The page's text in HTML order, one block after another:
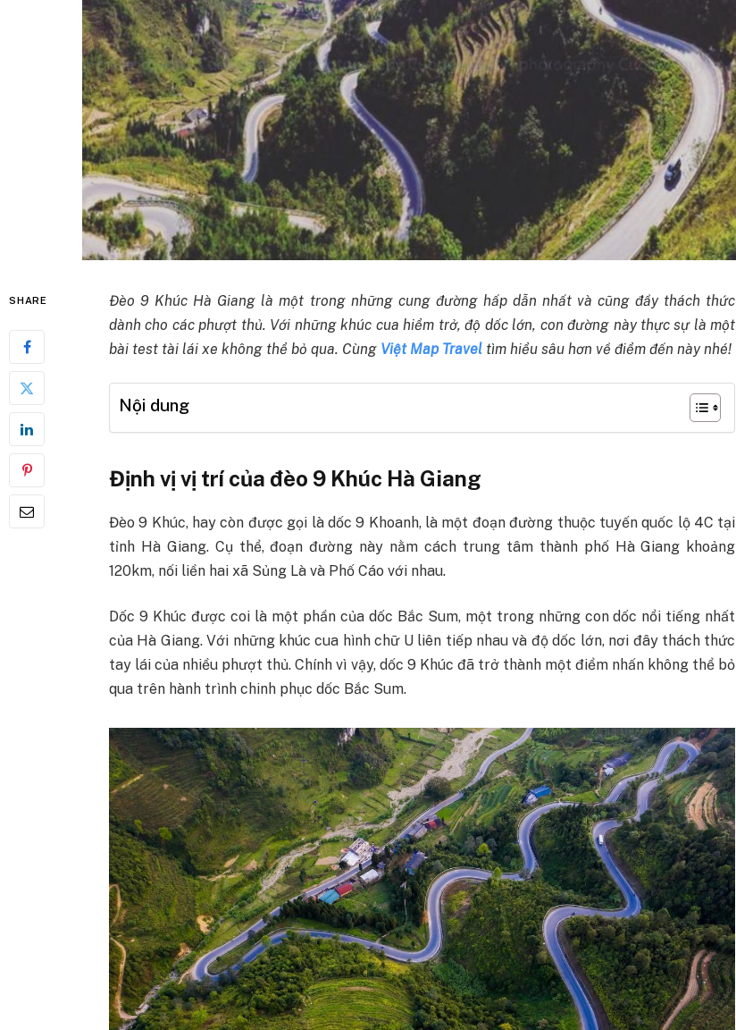
SHARE
Đèo 9 Khúc Hà Giang là một trong những cung đường hấp dẫn nhất và cũng đầy thách thức
dành cho các phượt thủ. Với những khúc cua hiểm trở, độ dốc lớn, con đường này thực sự là một
bài test tài lái xe không thể bỏ qua. Cùng Việt Map Traveltìm hiểu sâu hơn về điểm đến này nhé!
Nội dung
Định vị vị trí của đèo 9 Khúc Hà Giang
Đèo 9 Khúc, hay còn được gọi là dốc 9 Khoanh, là một đoạn đường thuộc tuyến quốc lộ 4C tại
tỉnh Hà Giang. Cụ thể, đoạn đường này nằm cách trung tâm thành phố Hà Giang khoảng
120km, nối liền hai xã Sủng Là và Phố Cáo với nhau.
Dốc 9 Khúc được coi là một phần của dốc Bắc Sum, một trong những con dốc nổi tiếng nhất
của Hà Giang. Với những khúc cua hình chữ U liên tiếp nhau và độ dốc lớn, nơi đây thách thức
tay lái của nhiều phượt thủ. Chính vì vậy, dốc 9 Khúc đã trở thành một điểm nhấn không thể bỏ
qua trên hành trình chinh phục dốc Bắc Sum.